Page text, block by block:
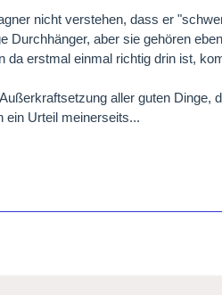
nicht verstehen, dass er
Durchhänger, aber sie gehören
da erstmal einmal richtig drin ist,
aller guten
ein Urteil meinerseits...